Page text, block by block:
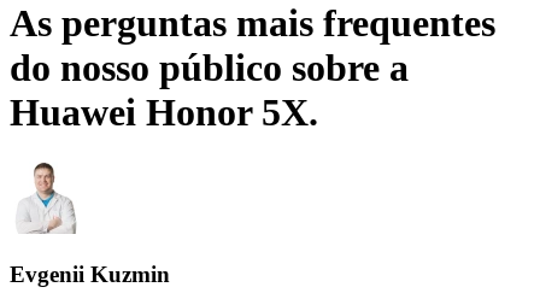
As perguntas mais frequentes
do nosso público sobre a
Huawei Honor 5X.
Evgenii Kuzmin